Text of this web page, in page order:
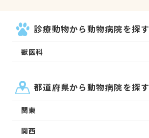
診療動物から動物病院を探す
獣医科
都道府県から動物病院を探す
関東
関西